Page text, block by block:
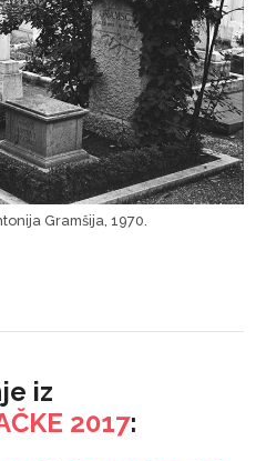
Gramšija, 1970.
iz
2017: